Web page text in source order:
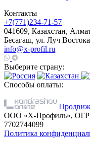
Контакты
+7(771)234-71-57
041609, Казахстан,
Бесагаш, ул. Луч
info@x-profil.ru
Выберите страну:
Способы оплаты:
ООО «Х-Профиль»,
7702744099
Политика